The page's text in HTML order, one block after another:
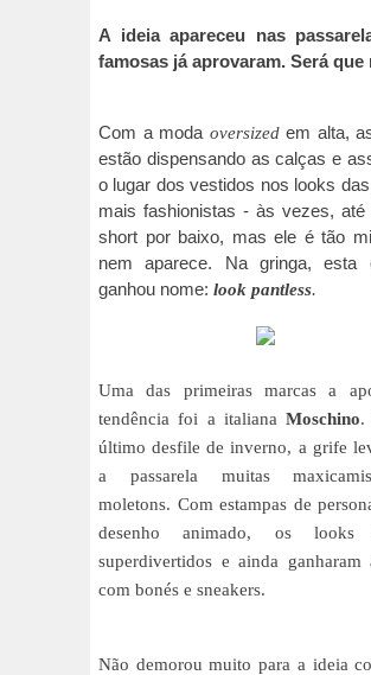
A ideia apareceu nas
famosas já aprovaram. Será que
Com a moda oversizedem alta,
estão dispensando as calças e
o lugar dos vestidos nos looks
mais fashionistas - às vezes, até
short por baixo, mas ele é tão
nem aparece. Na gringa, esta
ganhou nome: look pantless.
Uma das primeiras marcas a
tendência foi a italianaMoschino.
último desfile de inverno, a grife
a passarela muitas
moletons. Com estampas de
desenho animado, os looks
superdivertidos e ainda ganharam
com bonés e sneakers.
Não demorou muito para a ideia